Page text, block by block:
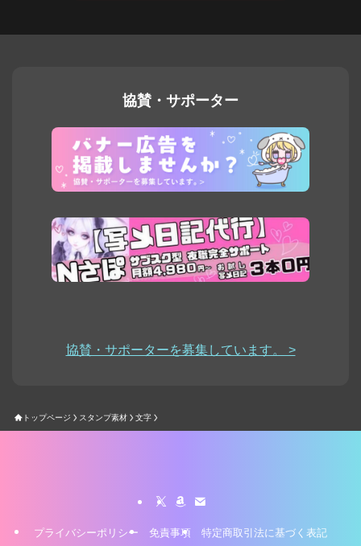
協賛・サポーター
協賛・サポーターを募集しています。 >
トップページ スタンプ素材 文字
プライバシーポリシー 免責事項 特定商取引法に基づく表記